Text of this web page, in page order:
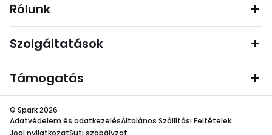
Rólunk
Szolgáltatások
Támogatás
© Spark 2026
Adatvédelem és adatkezelésÁltalános Szállítási Feltételek
Jogi nyilatkozatSüti szabályzat